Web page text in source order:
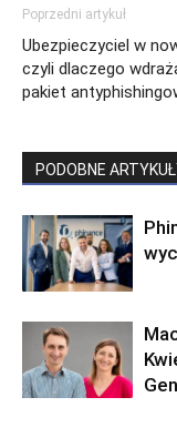
Poprzedni artykuł
Ubezpieczyciel w
czyli dlaczego
pakiet
PODOBNE